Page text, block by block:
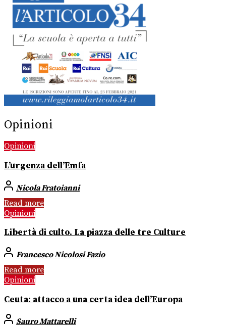
Opinioni
Opinioni
L’urgenza dell’Emfa
Nicola Fratoianni
Read more
Opinioni
Libertà di culto. La piazza delle tre Culture
Francesco Nicolosi Fazio
Read more
Opinioni
Ceuta: attacco a una certa idea dell’Europa
Sauro Mattarelli